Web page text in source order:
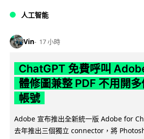
人工智能
Vin 17 小時
ChatGPT 免費呼叫
體修圖兼整 PDF 不用開
帳號
Adobe 宣布推出全新統一版 Adobe for
去年推出三個獨立 connector，將